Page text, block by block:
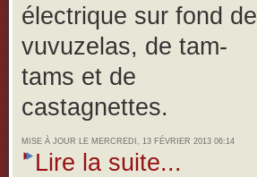
électrique sur fond de
vuvuzelas, de tam-
tams et de
castagnettes.
MISE À JOUR LE MERCREDI, 13 FÉVRIER 2013 06:14
Lire la suite...